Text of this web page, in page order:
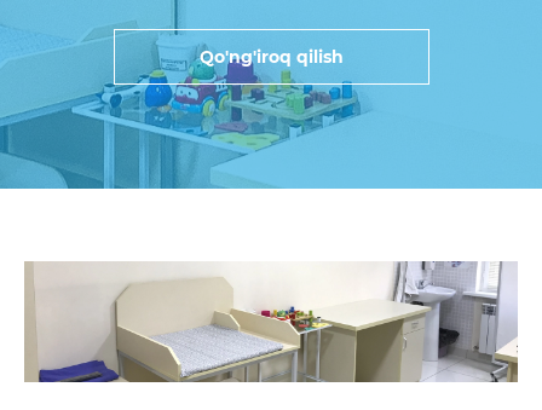
Qo'ng'iroq qilish